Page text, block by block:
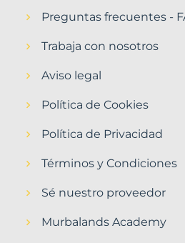
Preguntas frecuentes -
Trabaja con nosotros
Aviso legal
Política de Cookies
Política de Privacidad
Términos y Condiciones
Sé nuestro proveedor
Murbalands Academy